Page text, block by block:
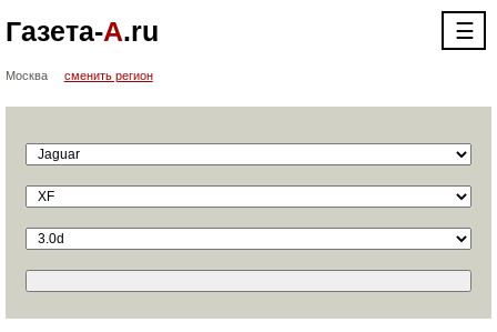
Газета-А.ru ☰
Москва сменить регион